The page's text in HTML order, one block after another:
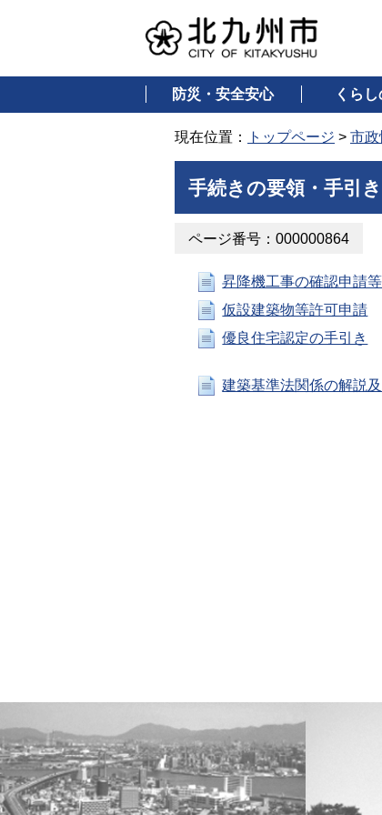
防災・安全安心 くら
現在位置： トップページ > 市政
手続きの要領・手引き
ページ番号：000000864
昇降機工事の確認申請
仮設建築物等許可申請
優良住宅認定の手引き
建築基準法関係の解説